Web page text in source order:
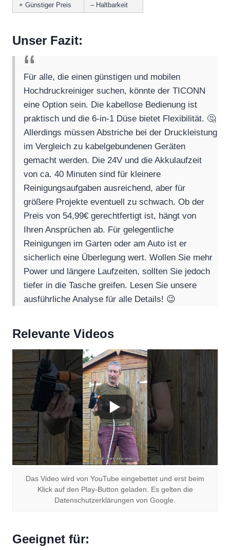
+ Günstiger Preis
– Haltbarkeit
Unser Fazit:
Für alle, die einen günstigen und mobilen
Hochdruckreiniger suchen, könnte der TICONN
eine Option sein. Die kabellose Bedienung ist
praktisch und die 6-in-1 Düse bietet Flexibilität. 🤔
Allerdings müssen Abstriche bei der Druckleistung
im Vergleich zu kabelgebundenen Geräten
gemacht werden. Die 24V und die Akkulaufzeit
von ca. 40 Minuten sind für kleinere
Reinigungsaufgaben ausreichend, aber für
größere Projekte eventuell zu schwach. Ob der
Preis von 54,99€ gerechtfertigt ist, hängt von
Ihren Ansprüchen ab. Für gelegentliche
Reinigungen im Garten oder am Auto ist er
sicherlich eine Überlegung wert. Wollen Sie mehr
Power und längere Laufzeiten, sollten Sie jedoch
tiefer in die Tasche greifen. Lesen Sie unsere
ausführliche Analyse für alle Details! 😉
Relevante Videos
Das Video wird von YouTube eingebettet und erst beim
Klick auf den Play-Button geladen. Es gelten die
Datenschutzerklärungen von Google.
Geeignet für: